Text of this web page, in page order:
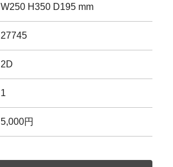
W250 H350 D195 mm
27745
2D
1
5,000円